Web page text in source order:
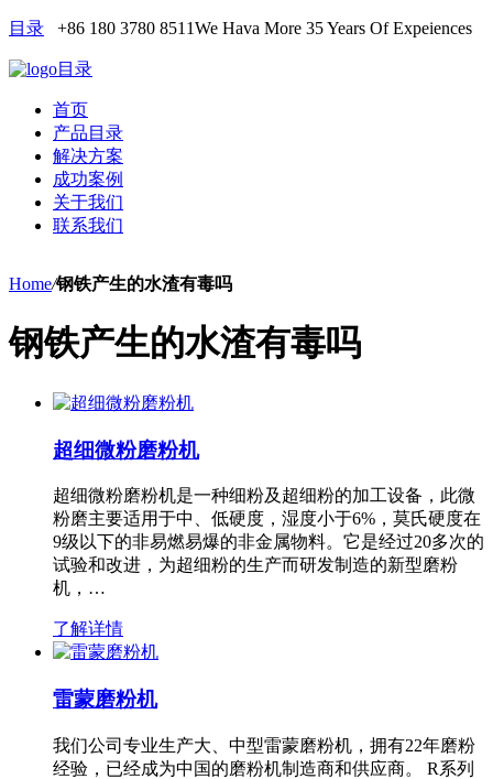
目录 +86 180 3780 8511We Hava More 35 Years Of Expeiences
目录
首页
产品目录
解决方案
成功案例
关于我们
联系我们
Home/钢铁产生的水渣有毒吗
钢铁产生的水渣有毒吗
超细微粉磨粉机
超细微粉磨粉机是一种细粉及超细粉的加工设备，此微
粉磨主要适用于中、低硬度，湿度小于6%，莫氏硬度在
9级以下的非易燃易爆的非金属物料。它是经过20多次的
试验和改进，为超细粉的生产而研发制造的新型磨粉
机，…
了解详情
雷蒙磨粉机
我们公司专业生产大、中型雷蒙磨粉机，拥有22年磨粉
经验，已经成为中国的磨粉机制造商和供应商。 R系列